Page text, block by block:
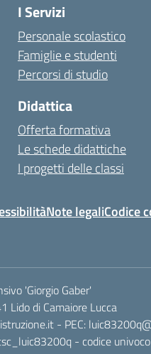
I Servizi
Personale scolastico
Famiglie e studenti
Percorsi di studio
Didattica
Offerta formativa
Le schede didattiche
I progetti delle classi
Note legaliCodice
'Giorgio Gaber'
Lido di Camaiore Lucca
- PEC:
- codice